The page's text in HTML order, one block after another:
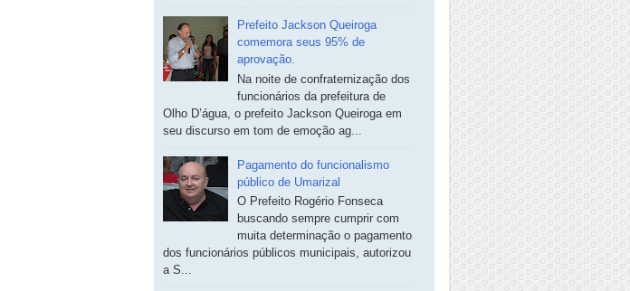
Prefeito Jackson Queiroga
comemora seus 95% de
aprovação.
Na noite de confraternização dos
funcionários da prefeitura de
Olho D’água, o prefeito Jackson Queiroga em
seu discurso em tom de emoção ag...
Pagamento do funcionalismo
público de Umarizal
O Prefeito Rogério Fonseca
buscando sempre cumprir com
muita determinação o pagamento
dos funcionários públicos municipais, autorizou
a S...